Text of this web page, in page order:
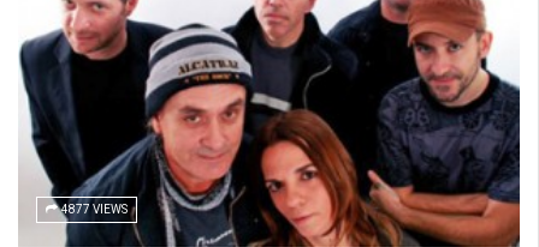
4877 VIEWS